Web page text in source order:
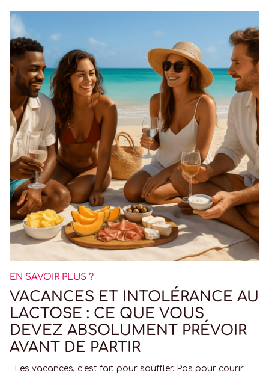
EN SAVOIR PLUS ?
VACANCES ET INTOLÉRANCE AU
LACTOSE : CE QUE VOUS
DEVEZ ABSOLUMENT PRÉVOIR
AVANT DE PARTIR
Les vacances, c’est fait pour souffler. Pas pour courir